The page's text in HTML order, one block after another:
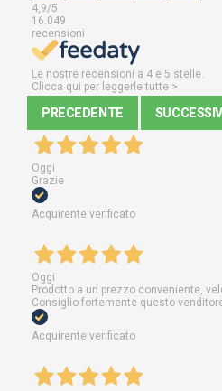
4,9/5
16.049
recensioni
Le nostre recensioni a 4 e 5 stelle.
Clicca qui per leggerle tutte >
PRECEDENTE
Oggi
Grazie
Acquirente verificato
Oggi
Prodotto a un prezzo conveniente,
Consiglio fortemente questo
Acquirente verificato